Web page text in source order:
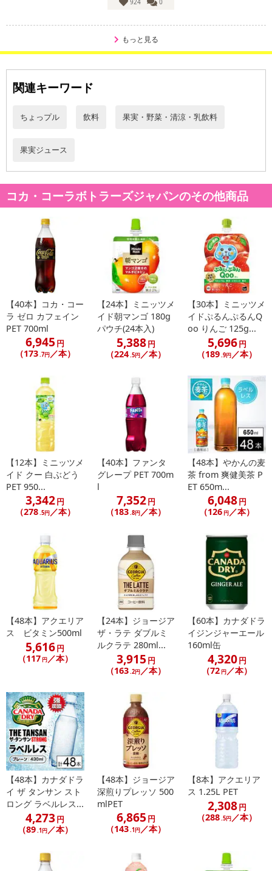
※配送形態がメール便の商品については、商品の発送完了後、配送
伝票番号がマイページに表示されない場合もございます。
【配送日時の指定について】
カート機能をご利用の場合は、配送日時指定をご利用いただけませ
ん。
発送日カレンダー
休業日
こちらの情報は2026年07月09日 時点での情報となります。
924 0
もっと見る
関連キーワード
ちょっプル 飲料 果実・野菜・清涼・乳飲料
果実ジュース
コカ・コーラボトラーズジャパンのその他商品
【40本】コカ・コー
ラ ゼロ カフェイン
PET 700ml
6,945 円
（173.7円／本）
【24本】ミニッツメ
イド朝マンゴ 180g
パウチ(24本入)
5,388円
（224.5円 ／本）
【30本】ミニッツメ
イドぷるんぷるんQ
oo りんご 125g...
5,696円
（189.9円 ／本）
【12本】ミニッツメ
イド クー 白ぶどう
PET 950...
3,342円
（278.5円／本）
【40本】ファンタ
グレープ PET 700m
l
7,352円
（183.8円／本）
【48本】やかんの麦
茶 from 爽健美茶 P
ET 650m...
6,048円
（126 円／本）
【48本】アクエリア
ス ビタミン500ml
5,616円
（117 円／本）
【24本】ジョージア
ザ・ラテ ダブルミ
ルクラテ 280ml...
3,915 円
（163.2円／本）
【60本】カナダドラ
イジンジャーエール
160ml缶
4,320円
（72 円／本）
【48本】カナダドラ
イ ザ タンサン スト
ロング ラベルレス...
4,273円
（89.1円／本）
【48本】ジョージア
深煎りプレッソ 500
mlPET
6,865 円
（143.1円 ／本）
【8本】アクエリア
ス 1.25L PET
2,308円
（288.5円 ／本）